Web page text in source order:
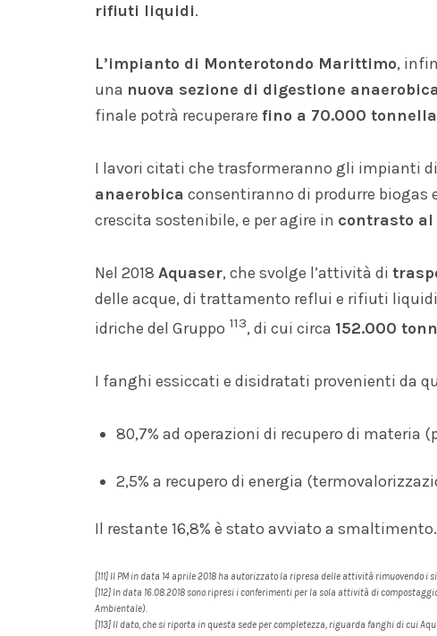
rifiuti liquidi.
L’impianto di Monterotondo Marittimo,
una nuova sezione di digestione
finale potrà recuperare fino a 70.000
I lavori citati che trasformeranno gli impianti
anaerobica consentiranno di produrre biogas
crescita sostenibile, e per agire in contrasto
Nel 2018 Aquaser, che svolge l’attività di
delle acque, di trattamento reflui e rifiuti
idriche del Gruppo 113, di cui circa 152.000
I fanghi essiccati e disidratati provenienti da
80,7% ad operazioni di recupero di
2,5% a recupero di energia
Il restante 16,8% è stato avviato a
[111] Il PM in data 14 aprile 2018 ha autorizzato la ripresa delle attività rimuovendo
[112] In data 16.08.2018 sono ripresi i conferimenti per la sola attività di
Ambientale).
[113] Il dato, che si riporta in questa sede per completezza, riguarda fanghi di cui